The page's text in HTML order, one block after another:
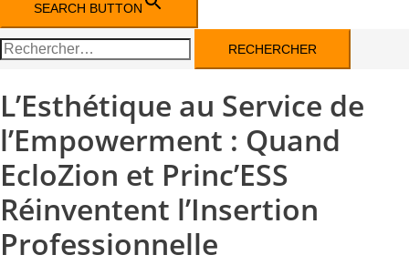
SEARCH BUTTON
Rechercher :
L’Esthétique au Service de
l’Empowerment : Quand
EcloZion et Princ’ESS
Réinventent l’Insertion
Professionnelle